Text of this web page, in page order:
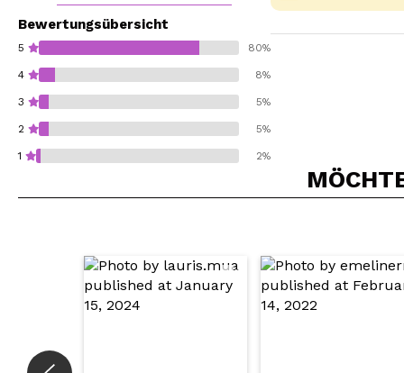
Bewertungsübersicht
5 80%
4 8%
3 5%
2 5%
1 2%
Würden Sie diesen